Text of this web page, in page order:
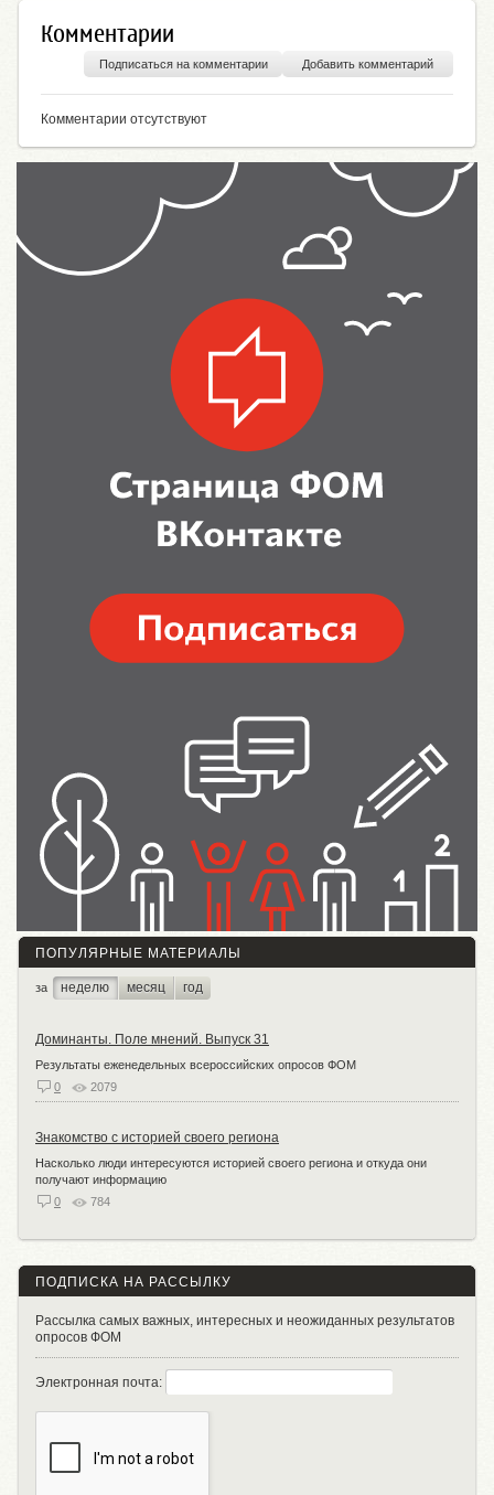
Комментарии
Добавить комментарий
Подписаться на комментарии
Комментарии отсутствуют
ПОПУЛЯРНЫЕ МАТЕРИАЛЫ
за неделю месяц год
Доминанты. Поле мнений. Выпуск 31
Результаты еженедельных всероссийских опросов ФОМ
0
2079
Знакомство с историей своего региона
Насколько люди интересуются историей своего региона и откуда они
получают информацию
0
784
ПОДПИСКА НА РАССЫЛКУ
Рассылка самых важных, интересных и неожиданных результатов
опросов ФОМ
Электронная почта: